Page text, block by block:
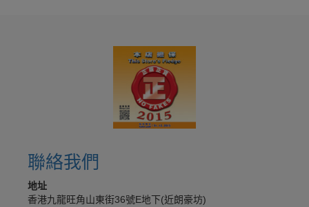
聯絡我們
地址
香港九龍旺角山東街36號E地下(近朗豪坊)